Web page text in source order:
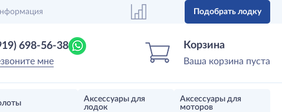
Подобрать лодку
Корзина
Ваша корзина пуста
698-56-38
мне
Аксессуары для
лодок
Аксессуары для
моторов